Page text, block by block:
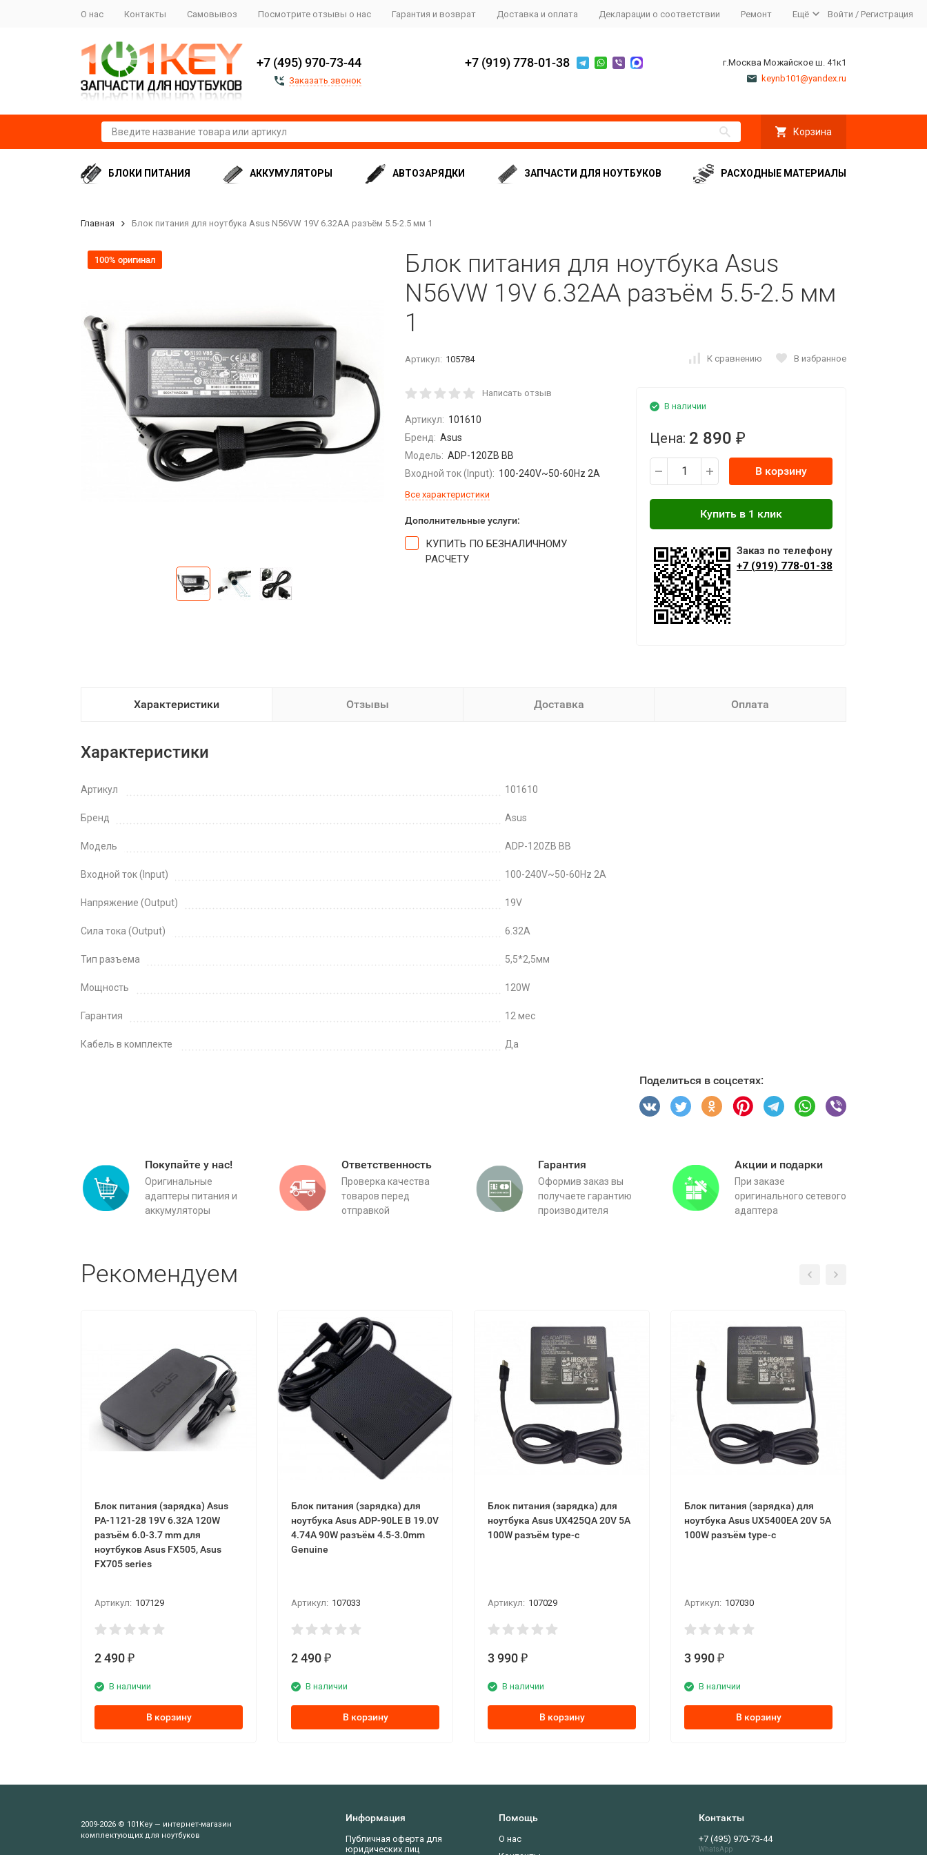
О нас Контакты Самовывоз Посмотрите отзывы о нас Гарантия и возврат Доставка и оплата Декларации о соответствии Ремонт Ещё Войти / Регистрация
+7 (495) 970-73-44
Заказать звонок
+7 (919) 778-01-38
г.Москва Можайское ш. 41к1
keynb101@yandex.ru
Корзина
БЛОКИ ПИТАНИЯ АККУМУЛЯТОРЫ АВТОЗАРЯДКИ ЗАПЧАСТИ ДЛЯ НОУТБУКОВ РАСХОДНЫЕ МАТЕРИАЛЫ
Главная Блок питания для ноутбука Asus N56VW 19V 6.32AA разъём 5.5-2.5 мм 1
100% оригинал
Блок питания для ноутбука Asus
N56VW 19V 6.32AA разъём 5.5-2.5 мм
1
Артикул: 105784 К сравнению В избранное
Написать отзыв
Артикул: 101610
Бренд: Asus
Модель: ADP-120ZB BB
Входной ток (Input): 100-240V~50-60Hz 2A
Все характеристики
Дополнительные услуги:
КУПИТЬ ПО БЕЗНАЛИЧНОМУ
РАСЧЕТУ
В наличии
Цена: 2 890 ₽
В корзину
Заказ по телефону
+7 (919) 778-01-38
Характеристики Отзывы Доставка Оплата
Характеристики
Артикул 101610
Бренд Asus
Модель ADP-120ZB BB
Входной ток (Input) 100-240V~50-60Hz 2A
Напряжение (Output) 19V
Сила тока (Output) 6.32A
Тип разъема 5,5*2,5мм
Мощность 120W
Гарантия 12 мес
Кабель в комплекте Да
Поделиться в соцсетях:
Покупайте у нас!
Оригинальные
адаптеры питания и
аккумуляторы
Ответственность
Проверка качества
товаров перед
отправкой
Гарантия
Оформив заказ вы
получаете гарантию
производителя
Акции и подарки
При заказе
оригинального сетевого
адаптера
Рекомендуем
Блок питания (зарядка) Asus
PA-1121-28 19V 6.32A 120W
разъём 6.0-3.7 mm для
ноутбуков Asus FX505, Asus
FX705 series
Артикул: 107129
2 490 ₽
В наличии
В корзину
Блок питания (зарядка) для
ноутбука Asus ADP-90LЕ B 19.0V
4.74A 90W разъём 4.5-3.0mm
Genuine
Артикул: 107033
2 490 ₽
В наличии
В корзину
Блок питания (зарядка) для
ноутбука Asus UX425QA 20V 5A
100W разъём type-c
Артикул: 107029
3 990 ₽
В наличии
В корзину
Блок питания (зарядка) для
ноутбука Asus UX5400EA 20V 5A
100W разъём type-c
Артикул: 107030
3 990 ₽
В наличии
В корзину
2009-2026 © 101Key — интернет-магазин
комплектующих для ноутбуков
Информация
Публичная оферта для
юридических лиц
Помощь
О нас
Контакты
+7 (495) 970-73-44
WhatsApp